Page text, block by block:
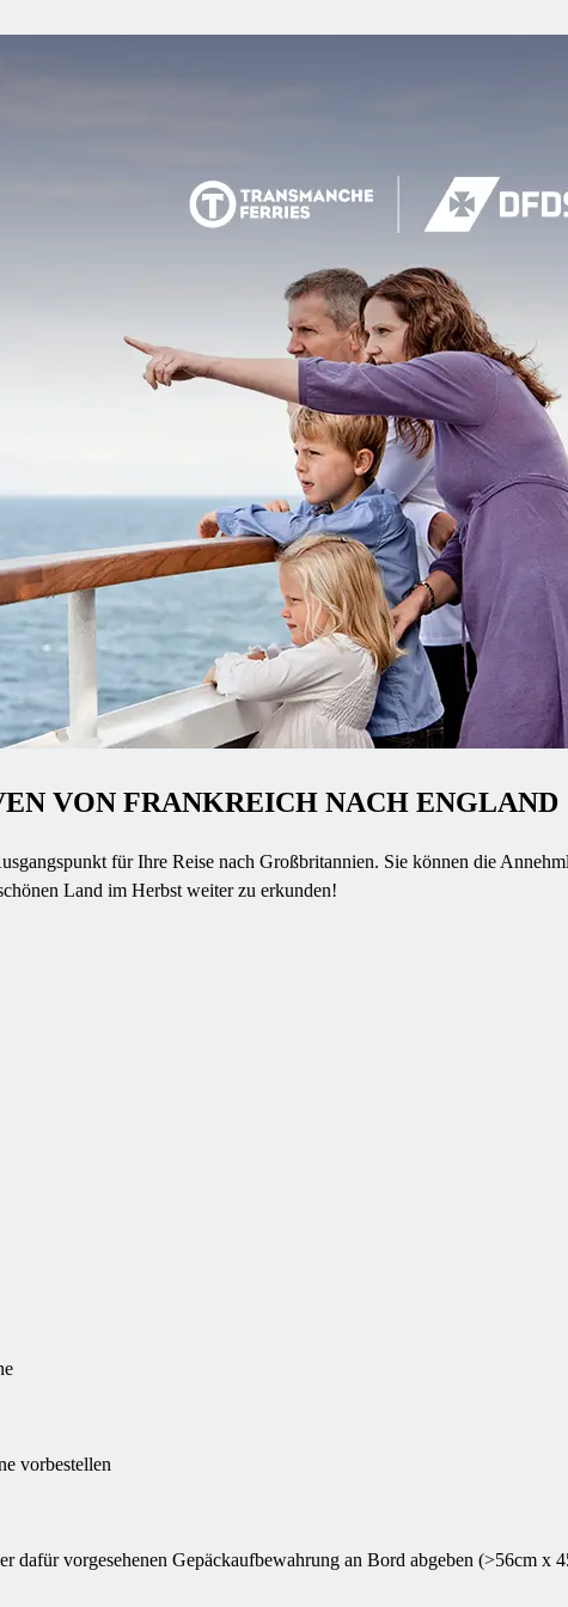
VON FRANKREICH NACH ENGLAND
für Ihre Reise nach Großbritannien. Sie können die
Land im Herbst weiter zu erkunden!
vorbestellen
dafür vorgesehenen Gepäckaufbewahrung an Bord abgeben (>56cm x